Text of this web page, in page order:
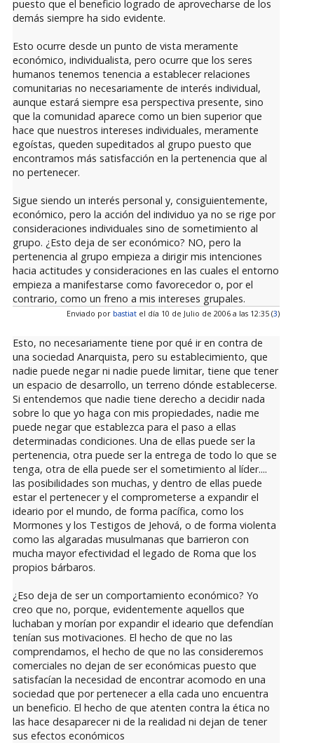
puesto que el beneficio logrado de aprovecharse de los
demás siempre ha sido evidente.
Esto ocurre desde un punto de vista meramente
económico, individualista, pero ocurre que los seres
humanos tenemos tenencia a establecer relaciones
comunitarias no necesariamente de interés individual,
aunque estará siempre esa perspectiva presente, sino
que la comunidad aparece como un bien superior que
hace que nuestros intereses individuales, meramente
egoístas, queden supeditados al grupo puesto que
encontramos más satisfacción en la pertenencia que al
no pertenecer.
Sigue siendo un interés personal y, consiguientemente,
económico, pero la acción del individuo ya no se rige por
consideraciones individuales sino de sometimiento al
grupo. ¿Esto deja de ser económico? NO, pero la
pertenencia al grupo empieza a dirigir mis intenciones
hacia actitudes y consideraciones en las cuales el entorno
empieza a manifestarse como favorecedor o, por el
contrario, como un freno a mis intereses grupales.
Enviado por bastiatel día 10 de Julio de 2006 a las 12:35 (3)
Esto, no necesariamente tiene por qué ir en contra de
una sociedad Anarquista, pero su establecimiento, que
nadie puede negar ni nadie puede limitar, tiene que tener
un espacio de desarrollo, un terreno dónde establecerse.
Si entendemos que nadie tiene derecho a decidir nada
sobre lo que yo haga con mis propiedades, nadie me
puede negar que establezca para el paso a ellas
determinadas condiciones. Una de ellas puede ser la
pertenencia, otra puede ser la entrega de todo lo que se
tenga, otra de ella puede ser el sometimiento al líder....
las posibilidades son muchas, y dentro de ellas puede
estar el pertenecer y el comprometerse a expandir el
ideario por el mundo, de forma pacífica, como los
Mormones y los Testigos de Jehová, o de forma violenta
como las algaradas musulmanas que barrieron con
mucha mayor efectividad el legado de Roma que los
propios bárbaros.
¿Eso deja de ser un comportamiento económico? Yo
creo que no, porque, evidentemente aquellos que
luchaban y morían por expandir el ideario que defendían
tenían sus motivaciones. El hecho de que no las
comprendamos, el hecho de que no las consideremos
comerciales no dejan de ser económicas puesto que
satisfacían la necesidad de encontrar acomodo en una
sociedad que por pertenecer a ella cada uno encuentra
un beneficio. El hecho de que atenten contra la ética no
las hace desaparecer ni de la realidad ni dejan de tener
sus efectos económicos